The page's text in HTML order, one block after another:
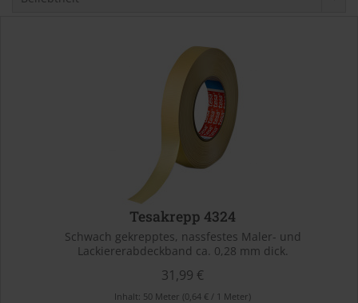
Tesakrepp 4324
Schwach gekrepptes, nassfestes Maler- und
Lackiererabdeckband ca. 0,28 mm dick.
31,99 €
Inhalt: 50 Meter (0,64 € / 1 Meter)